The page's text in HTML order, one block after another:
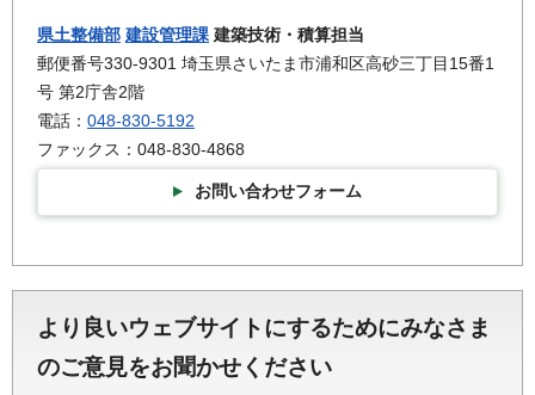
県土整備部 建設管理課 建築技術・積算担当
郵便番号330-9301 埼玉県さいたま市浦和区高砂三丁目15番1
号 第2庁舎2階
電話： 048-830-5192
ファックス：048-830-4868
お問い合わせフォーム
より良いウェブサイトにするためにみなさま
のご意見をお聞かせください